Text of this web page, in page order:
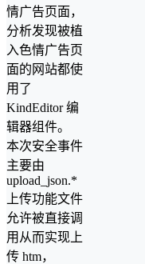
情广告页面，
分析发现被植
入色情广告页
面的网站都使
用了
KindEditor 编
辑器组件。
本次安全事件
主要由
upload_json.*
上传功能文件
允许被直接调
用从而实现上
传 htm，